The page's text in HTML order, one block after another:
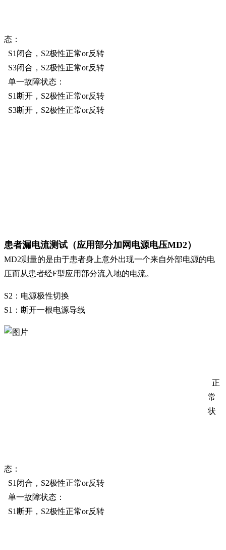
态：
S1闭合，S2极性正常or反转
S3闭合，S2极性正常or反转
单一故障状态：
S1断开，S2极性正常or反转
S3断开，S2极性正常or反转
患者漏电流测试（应用部分加网电源电压MD2）
MD2测量的是由于患者身上意外出现一个来自外部电源的电
压而从患者经F型应用部分流入地的电流。
S2：电源极性切换
S1：断开一根电源导线
正
常
状
态：
S1闭合，S2极性正常or反转
单一故障状态：
S1断开，S2极性正常or反转